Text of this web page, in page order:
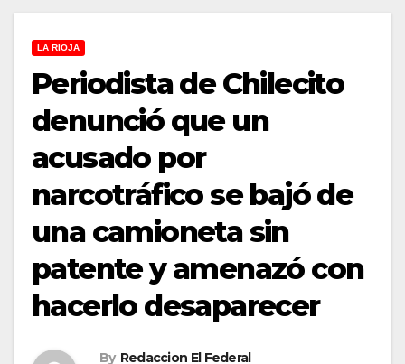
LA RIOJA
Periodista de Chilecito
denunció que un
acusado por
narcotráfico se bajó de
una camioneta sin
patente y amenazó con
hacerlo desaparecer
By Redaccion El Federal